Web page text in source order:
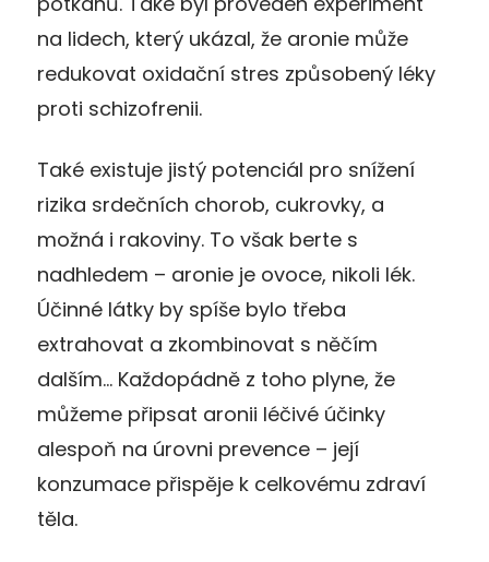
na lidech, který ukázal, že aronie může
redukovat oxidační stres způsobený léky
proti schizofrenii.
Také existuje jistý potenciál pro snížení
rizika srdečních chorob, cukrovky, a
možná i rakoviny. To však berte s
nadhledem – aronie je ovoce, nikoli lék.
Účinné látky by spíše bylo třeba
extrahovat a zkombinovat s něčím
dalším… Každopádně z toho plyne, že
můžeme připsat aronii léčivé účinky
alespoň na úrovni prevence – její
konzumace přispěje k celkovému zdraví
těla.